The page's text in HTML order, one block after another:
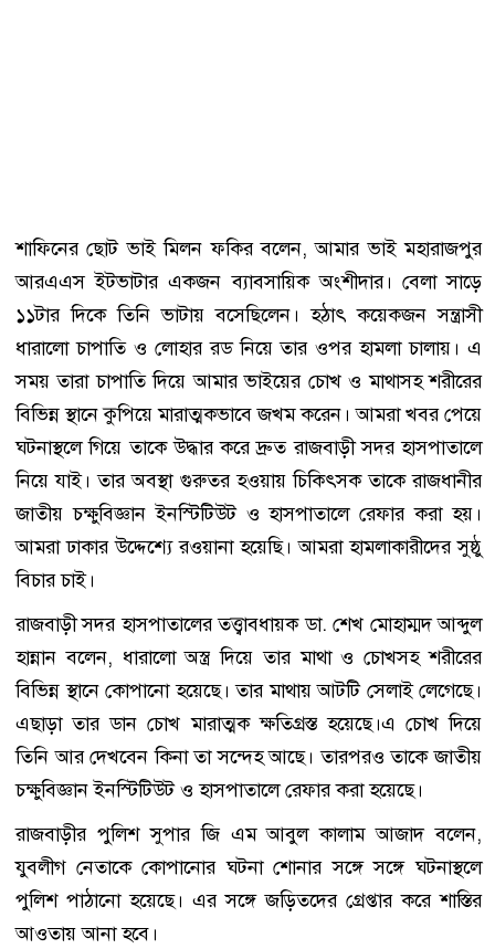
শাফিনের ছোট ভাই মিলন ফকির বলেন, আমার ভাই মহারাজপুর
আরএএস ইটভাটার একজন ব্যাবসায়িক অংশীদার। বেলা সাড়ে
১১টার দিকে তিনি ভাটায় বসেছিলেন। হঠাৎ কয়েকজন সন্ত্রাসী
ধারালো চাপাতি ও লোহার রড নিয়ে তার ওপর হামলা চালায়। এ
সময় তারা চাপাতি দিয়ে আমার ভাইয়ের চোখ ও মাথাসহ শরীরের
বিভিন্ন স্থানে কুপিয়ে মারাত্মকভাবে জখম করেন। আমরা খবর পেয়ে
ঘটনাস্থলে গিয়ে তাকে উদ্ধার করে দ্রুত রাজবাড়ী সদর হাসপাতালে
নিয়ে যাই। তার অবস্থা গুরুতর হওয়ায় চিকিৎসক তাকে রাজধানীর
জাতীয় চক্ষুবিজ্ঞান ইনস্টিটিউট ও হাসপাতালে রেফার করা হয়।
আমরা ঢাকার উদ্দেশ্যে রওয়ানা হয়েছি। আমরা হামলাকারীদের সুষ্ঠু
বিচার চাই।
রাজবাড়ী সদর হাসপাতালের তত্ত্বাবধায়ক ডা. শেখ মোহাম্মদ আব্দুল
হান্নান বলেন, ধারালো অস্ত্র দিয়ে তার মাথা ও চোখসহ শরীরের
বিভিন্ন স্থানে কোপানো হয়েছে। তার মাথায় আটটি সেলাই লেগেছে।
এছাড়া তার ডান চোখ মারাত্মক ক্ষতিগ্রস্ত হয়েছে।এ চোখ দিয়ে
তিনি আর দেখবেন কিনা তা সন্দেহ আছে। তারপরও তাকে জাতীয়
চক্ষুবিজ্ঞান ইনস্টিটিউট ও হাসপাতালে রেফার করা হয়েছে।
রাজবাড়ীর পুলিশ সুপার জি এম আবুল কালাম আজাদ বলেন,
যুবলীগ নেতাকে কোপানোর ঘটনা শোনার সঙ্গে সঙ্গে ঘটনাস্থলে
পুলিশ পাঠানো হয়েছে। এর সঙ্গে জড়িতদের গ্রেপ্তার করে শাস্তির
আওতায় আনা হবে।